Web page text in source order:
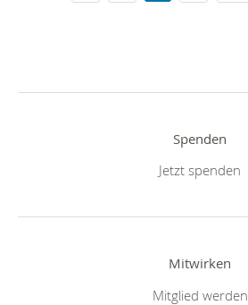
Spenden
Jetzt spenden
Mitwirken
Mitglied werden